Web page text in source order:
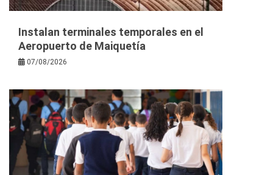
Instalan terminales temporales en el
Aeropuerto de Maiquetía
07/08/2026